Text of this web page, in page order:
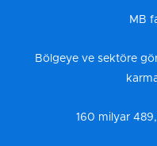
MB
Bölgeye ve sektöre
160 milyar